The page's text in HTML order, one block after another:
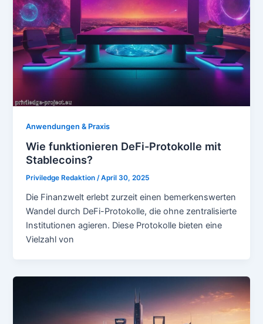
Anwendungen & Praxis
Wie funktionieren DeFi-Protokolle mit
Stablecoins?
Priviledge Redaktion/April 30, 2025
Die Finanzwelt erlebt zurzeit einen bemerkenswerten
Wandel durch DeFi-Protokolle, die ohne zentralisierte
Institutionen agieren. Diese Protokolle bieten eine
Vielzahl von